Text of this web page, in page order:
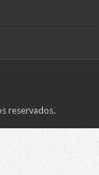
reservados.